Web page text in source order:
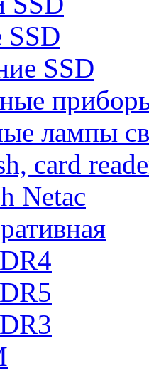
SSD
лампы
card
Netac